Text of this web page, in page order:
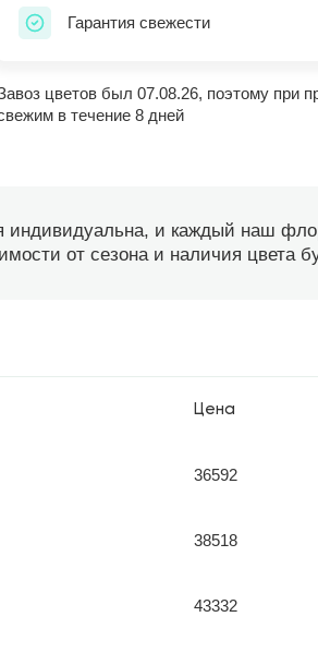
Гарантия свежести
цветов был 07.08.26, поэтому при
в течение 8 дней
индивидуальна, и каждый наш
от сезона и наличия цвета
Цена
36592
38518
43332